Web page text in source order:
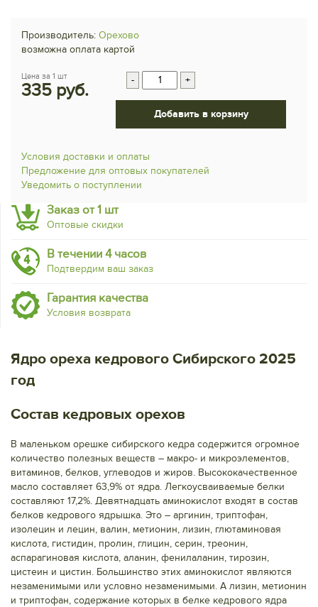
Производитель: Орехово
возможна оплата картой
Цена за 1 шт
335 руб. - +
Добавить в корзину
Условия доставки и оплаты
Предложение для оптовых покупателей
Уведомить о поступлении
Заказ от 1 шт
Оптовые скидки
В течении 4 часов
Подтвердим ваш заказ
Гарантия качества
Условия возврата
Ядро ореха кедрового Сибирского 2025
год
Состав кедровых орехов
В маленьком орешке сибирского кедра содержится огромное
количество полезных веществ – макро- и микроэлементов,
витаминов, белков, углеводов и жиров. Высококачественное
масло составляет 63,9% от ядра. Легкоусваиваемые белки
составляют 17,2%. Девятнадцать аминокислот входят в состав
белков кедрового ядрышка. Это – аргинин, триптофан,
изолецин и лецин, валин, метионин, лизин, глютаминовая
кислота, гистидин, пролин, глицин, серин, треонин,
аспарагиновая кислота, аланин, фенилаланин, тирозин,
цистеин и цистин. Большинство этих аминокислот являются
незаменимыми или условно незаменимыми. А лизин, метионин
и триптофан, содержание которых в белке кедрового ядра